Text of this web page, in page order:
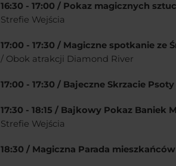
16:30 - 17:00 / Pokaz magicznych
Strefie Wejścia
17:00 - 17:30 / Magiczne spotkanie
/ Obok atrakcji Diamond River
17:00 - 17:30 / Bajeczne Skrzacie
17:30 - 18:15 / Bajkowy Pokaz Baniek
Strefie Wejścia
18:30 / Magiczna Parada